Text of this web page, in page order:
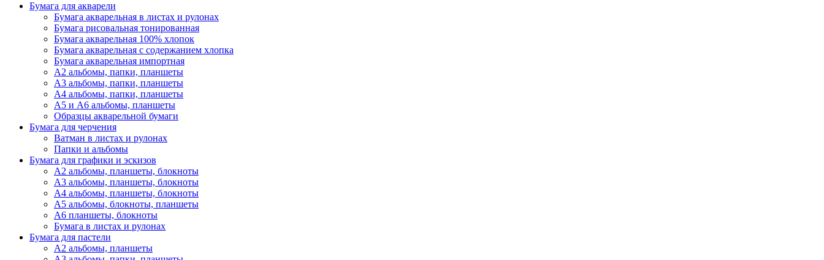
Бумага для акварели
Бумага акварельная в листах и рулонах
Бумага рисовальная тонированная
Бумага акварельная 100% хлопок
Бумага акварельная с содержанием хлопка
Бумага акварельная импортная
А2 альбомы, папки, планшеты
А3 альбомы, папки, планшеты
А4 альбомы, папки, планшеты
А5 и А6 альбомы, планшеты
Образцы акварельной бумаги
Бумага для черчения
Ватман в листах и рулонах
Папки и альбомы
Бумага для графики и эскизов
А2 альбомы, планшеты, блокноты
А3 альбомы, планшеты, блокноты
А4 альбомы, планшеты, блокноты
А5 альбомы, блокноты, планшеты
А6 планшеты, блокноты
Бумага в листах и рулонах
Бумага для пастели
А2 альбомы, планшеты